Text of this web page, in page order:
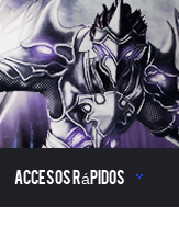
Accesos Rápidos